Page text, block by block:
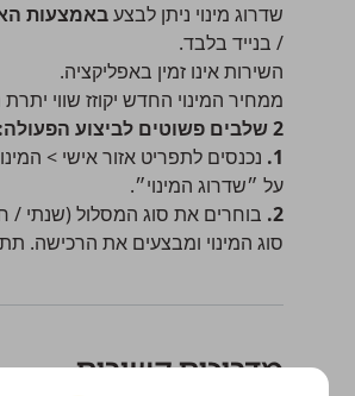
שדרוג מינוי ניתן לבצעבאמצעות
/ בנייד בלבד.
השירות אינו זמין באפליקציה.
ממחיר המינוי החדש יקוזז שווי יתרת
2 שלבים פשוטים לביצוע הפעולה:
1. נכנסים לתפריטאזור אישי >
על ״שדרוג המינוי״.
2. בוחרים את סוג המסלול (שנתי /
סוג המינוי ומבצעים את הרכישה.
מדריכים קשורים